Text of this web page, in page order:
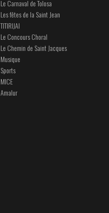
Le Carnaval de Tolosa
Les fêtes de la Saint Jean
TITIRIJAI
Le Concours Choral
Le Chemin de Saint Jacques
Musique
Sports
MICE
Amalur